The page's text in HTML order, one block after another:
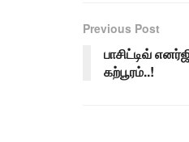
Previous Post
பாசிட்டிவ்
கற்பூரம்..!